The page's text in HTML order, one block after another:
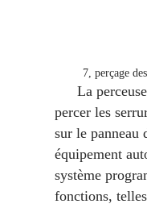
7, perçage
La
percer les
sur le panneau
équipement
système
fonctions,